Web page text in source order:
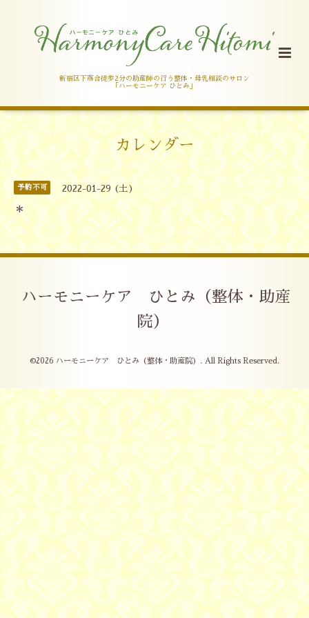
新宿区下落合徒歩2分の助産師の行う整体・母乳相談のサロン
「ハーモニーケア ひとみ」
カレンダー
予約不可 2022-01-29 (土)
＊
ハーモニーケア ひとみ（整体・助産
院）
©2026 ハーモニーケア ひとみ（整体・助産院） . All Rights Reserved.